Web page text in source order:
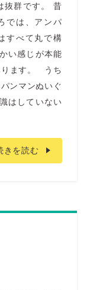
抜群です。 昔
では、アンパ
すべて丸で構
い感じが本能
ります。 うち
ンマンぬいぐ
はしていない
きを読む